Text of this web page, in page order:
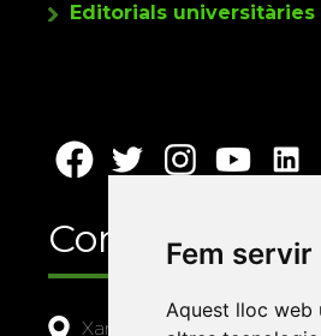
Fem
Aquest lloc web
Editorials
Contacte
Xarxa Vives d'Universitats